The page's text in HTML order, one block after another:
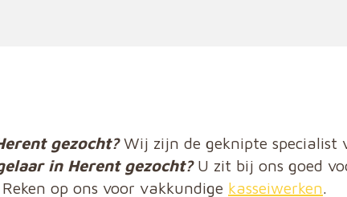
gezocht?Wij zijn de geknipte specialist
in Herent gezocht?U zit bij ons goed
Reken op ons voor vakkundige kasseiwerken